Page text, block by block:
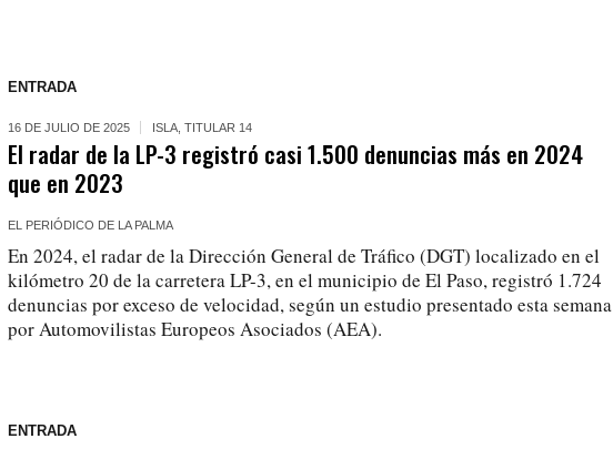
ENTRADA
16 DE JULIO DE 2025 ISLA ,TITULAR 14
El radar de la LP-3 registró casi 1.500 denuncias más en 2024
que en 2023
EL PERIÓDICO DE LA PALMA
En 2024, el radar de la Dirección General de Tráfico (DGT) localizado en el
kilómetro 20 de la carretera LP-3, en el municipio de El Paso, registró 1.724
denuncias por exceso de velocidad, según un estudio presentado esta semana
por Automovilistas Europeos Asociados (AEA).
ENTRADA